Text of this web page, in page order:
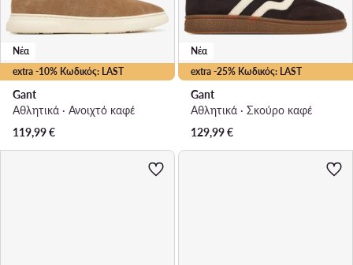
extra -10% Κωδικός: LAST
Νέα
Gant
Αθλητικά · Ανοιχτό καφέ
119,99€
extra -25% Κωδικός: LAST
Νέα
Gant
Αθλητικά · Σκούρο καφέ
129,99€